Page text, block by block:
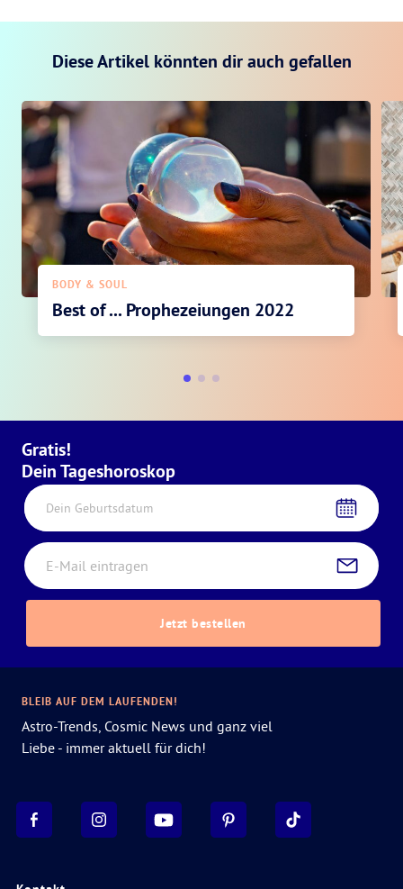
Diese Artikel könnten dir auch gefallen
BODY & SOUL
Best of ... Prophezeiungen 2022
Gratis!
Dein Tageshoroskop
Dein Geburtsdatum
Jetzt bestellen
BLEIB AUF DEM LAUFENDEN!
Astro-Trends, Cosmic News und ganz viel
Liebe - immer aktuell für dich!